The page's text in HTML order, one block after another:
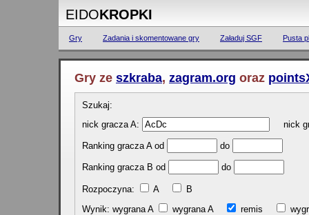
EIDOKROPKI
Gry Zadania i skomentowane gry Załaduj SGF Pusta
Gry ze szkraba, zagram.org oraz
Szukaj:
nick gracza A:
nick
Ranking gracza A od do
Ranking gracza B od do
Rozpoczyna: A
B
Wynik: wygrana A
wygrana A remis